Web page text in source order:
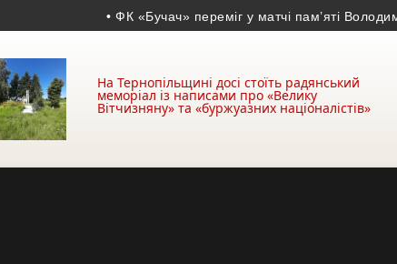
• ФК «Бучач» переміг у матчі пам’яті
На Тернопільщині досі стоїть радянський
меморіал із написами про «Велику
Вітчизняну» та «буржуазних націоналістів»